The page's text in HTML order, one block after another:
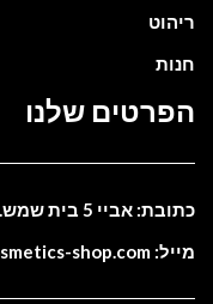
ריהוט
חנות
הפרטים שלנו
כתובת: אביי 5 בית שמש. ישראל
מייל: info@cosmetics-shop.com